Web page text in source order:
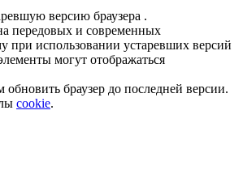
версию браузера .
передовых и современных
при использовании устаревших версий
могут отображаться
браузер до последней версии.
cookie.